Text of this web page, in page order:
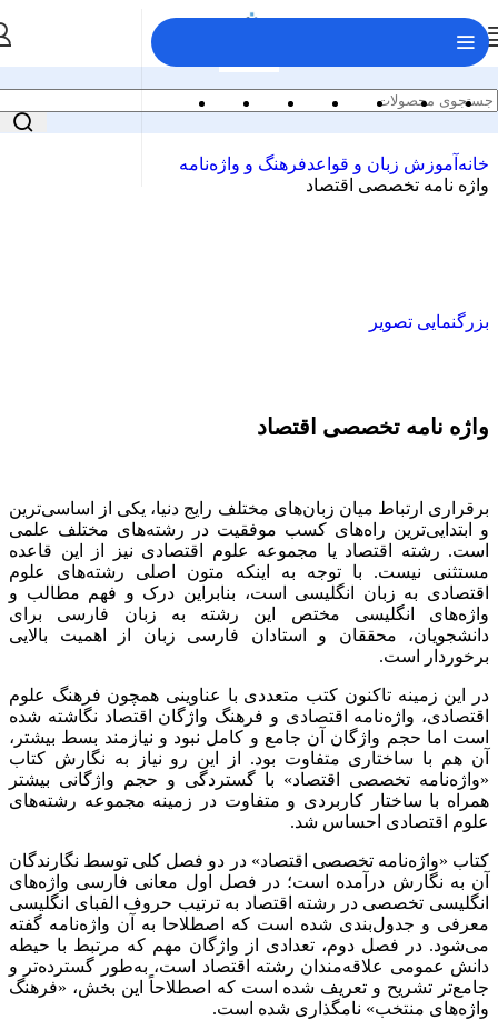
خانه آموزش زبان و قواعدفرهنگ و واژه‌نامه
واژه نامه تخصصی اقتصاد
بزرگنمایی تصویر
واژه نامه تخصصی اقتصاد
برقراری ارتباط میان زبان‌های مختلف رایج دنیا، یکی از اساسی‌ترین
و ابتدایی‌ترین راه‌های کسب موفقیت در رشته‌های مختلف علمی
است. رشته اقتصاد یا مجموعه علوم اقتصادی نیز از این قاعده
مستثنی نیست. با توجه به اینکه متون اصلی رشته‌های علوم
اقتصادی به زبان انگلیسی است، بنابراین درک و فهم مطالب و
واژه‌های انگلیسی مختص این رشته به زبان فارسی برای
دانشجویان، محققان و استادان فارسی زبان از اهمیت بالایی
برخوردار است.
در این زمینه تاکنون کتب متعددی با عناوینی همچون فرهنگ علوم
اقتصادی، واژه‌نامه اقتصادی و فرهنگ واژگان اقتصاد نگاشته شده
است اما حجم واژگان آن جامع و کامل نبود و نیازمند بسط بیشتر،
آن هم با ساختاری متفاوت بود. از این رو نیاز به نگارش کتاب
«واژه‌نامه تخصصی اقتصاد» با گستردگی و حجم واژگانی بیشتر
همراه با ساختار کاربردی و متفاوت در زمینه مجموعه رشته‌های
علوم اقتصادی احساس شد.
کتاب «واژه‌نامه تخصصی اقتصاد» در دو فصل کلی توسط نگارندگان
آن به نگارش درآمده است؛ در فصل اول معانی فارسی واژه‌های
انگلیسی تخصصی در رشته اقتصاد به ترتیب حروف الفبای انگلیسی
معرفی و جدول‌بندی شده است که اصطلاحا به آن واژه‌نامه گفته
می‌شود. در فصل دوم، تعدادی از واژگان مهم که مرتبط با حیطه
دانش عمومی علاقه‌مندان رشته اقتصاد است، به‌طور گسترده‌تر و
جامع‌تر تشریح و تعریف شده است که اصطلاحاً این بخش، «فرهنگ
واژه‌های منتخب» نامگذاری شده است.